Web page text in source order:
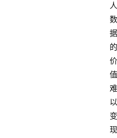
人
数
据
的
价
值
难
以
变
现